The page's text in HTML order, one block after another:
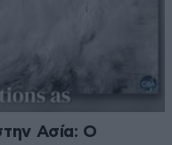
Ασία: Ο